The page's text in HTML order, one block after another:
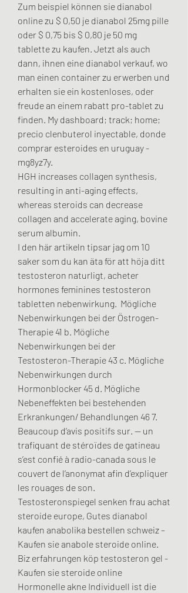
Zum beispiel können sie dianabol
online zu $ 0,50 je dianabol 25mg pille
oder $ 0,75 bis $ 0,80 je 50 mg
tablette zu kaufen. Jetzt als auch
dann, ihnen eine dianabol verkauf, wo
man einen container zu erwerben und
erhalten sie ein kostenloses, oder
freude an einem rabatt pro-tablet zu
finden. My dashboard; track; home;
precio clenbuterol inyectable, donde
comprar esteroides en uruguay -
mg8yz7y.
HGH increases collagen synthesis,
resulting in anti-aging effects,
whereas steroids can decrease
collagen and accelerate aging, bovine
serum albumin.
I den här artikeln tipsar jag om 10
saker som du kan äta för att höja ditt
testosteron naturligt, acheter
hormones feminines testosteron
tabletten nebenwirkung.  Mögliche
Nebenwirkungen bei der Östrogen-
Therapie 41 b. Mögliche
Nebenwirkungen bei der
Testosteron-Therapie 43 c. Mögliche
Nebenwirkungen durch
Hormonblocker 45 d. Mögliche
Nebeneffekten bei bestehenden
Erkrankungen/ Behandlungen 46 7.
Beaucoup d’avis positifs sur. — un
trafiquant de stéroïdes de gatineau
s’est confié à radio-canada sous le
couvert de l’anonymat afin d’expliquer
les rouages de son.
Testosteronspiegel senken frau achat
steroide europe, Gutes dianabol
kaufen anabolika bestellen schweiz –
Kaufen sie anabole steroide online.
Biz erfahrungen köp testosteron gel -
Kaufen sie steroide online
Hormonelle akne Individuell ist die